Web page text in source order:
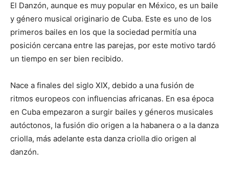
El Danzón, aunque es muy popular en México, es un baile
y género musical originario de Cuba. Este es uno de los
primeros bailes en los que la sociedad permitía una
posición cercana entre las parejas, por este motivo tardó
un tiempo en ser bien recibido.
Nace a finales del siglo XIX, debido a una fusión de
ritmos europeos con influencias africanas. En esa época
en Cuba empezaron a surgir bailes y géneros musicales
autóctonos, la fusión dio origen a la habanera o a la danza
criolla, más adelante esta danza criolla dio origen al
danzón.